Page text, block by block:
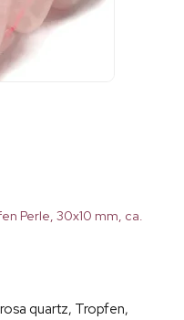
Perle, 30x10 mm, ca.
quartz, Tropfen,